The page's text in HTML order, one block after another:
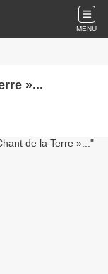
MENU
»...